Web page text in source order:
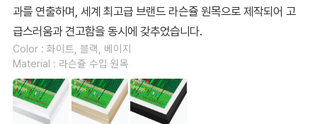
과를 연출하며, 세계 최고급 브랜드 라슨쥴 원목으로 제작되어 고
급스러움과 견고함을 동시에 갖추었습니다.
Color : 화이트, 블랙, 베이지
Material : 라슨쥴 수입 원목